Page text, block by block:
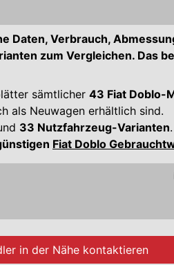
Daten, Verbrauch,
zum Vergleichen. Das
sämtlicher 43 Fiat Doblo-
als Neuwagen erhältlich sind.
33 Nutzfahrzeug-Varianten.
Fiat Doblo
in der Nähe kontaktieren